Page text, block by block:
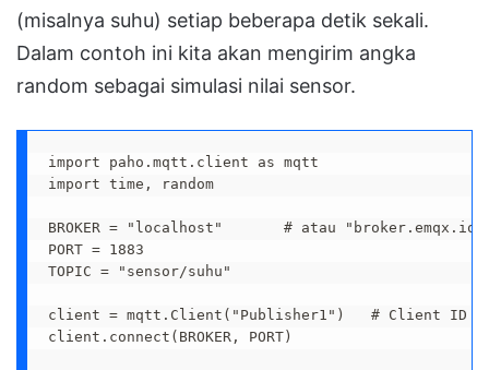
(misalnya suhu) setiap beberapa detik sekali.
Dalam contoh ini kita akan mengirim angka
random sebagai simulasi nilai sensor.
import paho.mqtt.client as mqtt
import time, random
BROKER = "localhost"       # atau
PORT = 1883
TOPIC = "sensor/suhu"
client = mqtt.Client("Publisher1")   # Client ID
client.connect(BROKER, PORT)